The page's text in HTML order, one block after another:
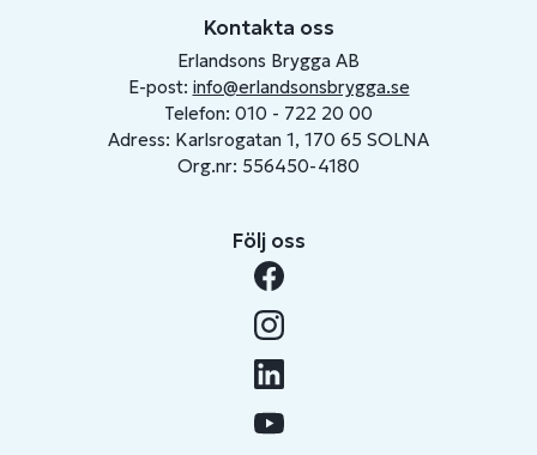
Kontakta oss
Erlandsons Brygga AB
E-post: info@erlandsonsbrygga.se
Telefon: 010 - 722 20 00
Adress: Karlsrogatan 1, 170 65 SOLNA
Org.nr: 556450-4180
Följ oss